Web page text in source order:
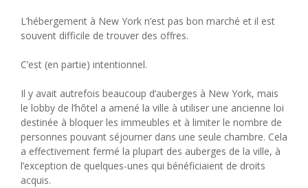
L’hébergement à New York n’est pas bon marché et il est
souvent difficile de trouver des offres.
C’est (en partie) intentionnel.
Il y avait autrefois beaucoup d’auberges à New York, mais
le lobby de l’hôtel a amené la ville à utiliser une ancienne loi
destinée à bloquer les immeubles et à limiter le nombre de
personnes pouvant séjourner dans une seule chambre. Cela
a effectivement fermé la plupart des auberges de la ville, à
l’exception de quelques-unes qui bénéficiaient de droits
acquis.